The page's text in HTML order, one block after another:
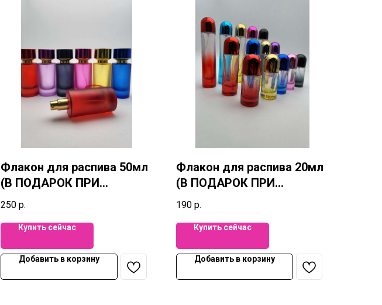
Флакон для распива 50мл
(В ПОДАРОК ПРИ
ПОКУПКЕ 50мл)
250 р.
Купить сейчас
Добавить в корзину
Флакон для распива 20мл
(В ПОДАРОК ПРИ
ПОКУПКЕ 20мл)
190 р.
Купить сейчас
Добавить в корзину